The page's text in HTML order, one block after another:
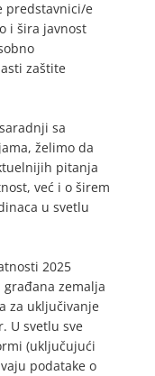
predstavnici/e
i šira javnost
zaštite
sa
želimo da
pitanja
već i o širem
u svetlu
2025
zemalja
za uključivanje
U svetlu sve
(uključujući
podatake o